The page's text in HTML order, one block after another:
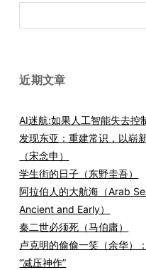
索：
近期文章
AI迷航:如果人工智能失去控
发现东亚：重建常识，以崭
（宋念申）
学生街的日子（东野圭吾）
阿拉伯人的大航海（Arab
Ancient and Early）
秦二世必须死（马伯庸）
卢克明的偷偷一笑（余华）
“减压神作”